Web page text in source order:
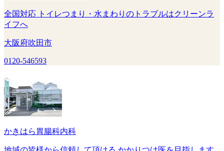
全国対応 トイレつまり・水まわりのトラブルはクリーンラ
イフへ
大阪府吹田市
0120-546593
かきはら胃腸科内科